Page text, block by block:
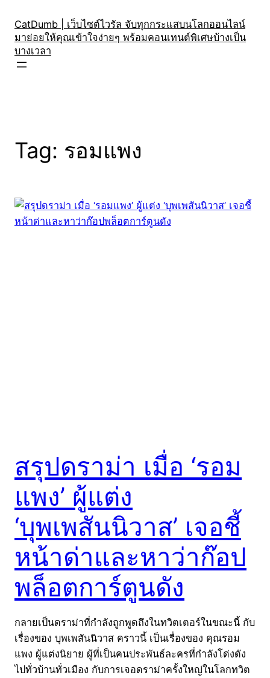
content
CatDumb | เว็บไซต์ไวรัล จับทุกกระแสบนโลกออนไลน์
มาย่อยให้คุณเข้าใจง่ายๆ พร้อมคอนเทนต์พิเศษบ้างเป็น
บางเวลา
Tag: รอมแพง
สรุปดราม่า เมื่อ ‘รอม
แพง’ ผู้แต่ง
‘บุพเพสันนิวาส’ เจอชี้
หน้าด่าและหาว่าก๊อป
พล็อตการ์ตูนดัง
กลายเป็นดราม่าที่กำลังถูกพูดถึงในทวิตเตอร์ในขณะนี้ กับ
เรื่องของ บุพเพสันนิวาส คราวนี้ เป็นเรื่องของ คุณรอม
แพง ผู้แต่งนิยาย ผู้ที่เป็นคนประพันธ์ละครที่กำลังโด่งดัง
ไปทั่วบ้านทั่วเมือง กับการเจอดราม่าครั้งใหญ่ในโลกทวิต